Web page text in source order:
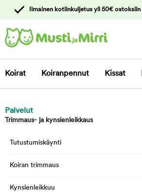
asiakaspalveluun
Ilmainen kotiinkuljetus yli 50€ ostoksiin
Koirat Koiranpennut Kissat
Palvelut
Trimmaus- ja kynsienleikkaus
Tutustumiskäynti
Koiran trimmaus
Kynsienleikkuu